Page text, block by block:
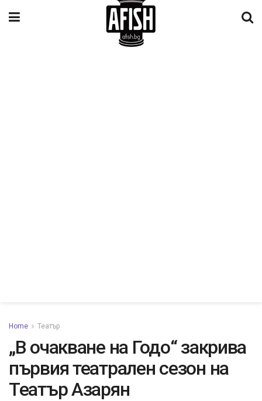
Home Театър
„В очакване на Годо“ закрива
първия театрален сезон на
Театър Азарян